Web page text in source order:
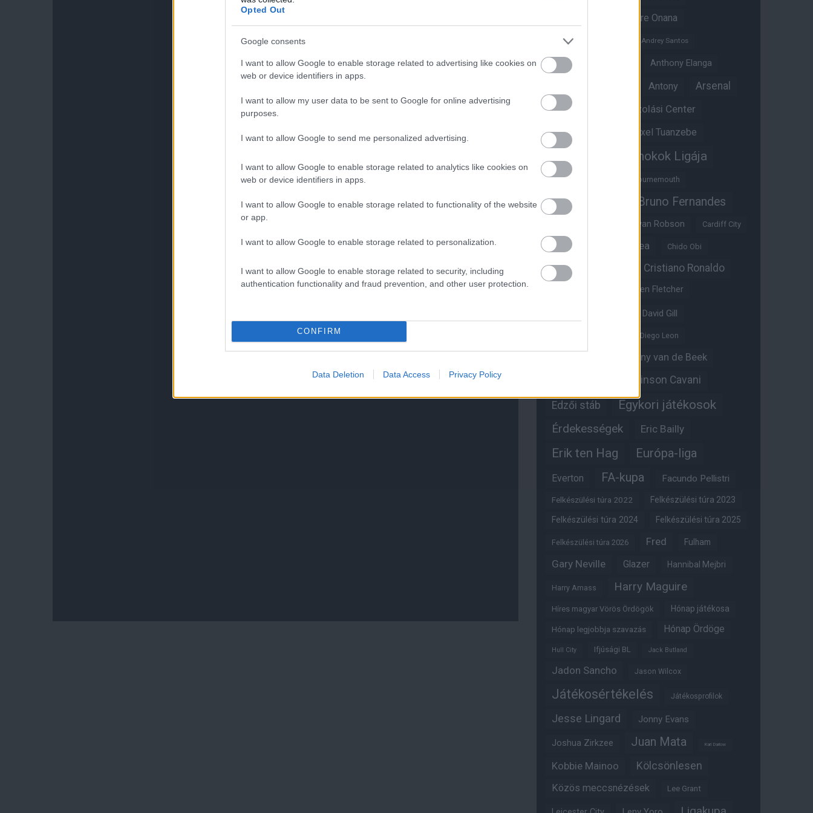
Opted Out
Google consents
I want to allow Google to enable storage related to advertising like cookies on
web or device identifiers in apps.
I want to allow my user data to be sent to Google for online advertising
purposes.
I want to allow Google to send me personalized advertising.
I want to allow Google to enable storage related to analytics like cookies on
web or device identifiers in apps.
I want to allow Google to enable storage related to functionality of the website
or app.
I want to allow Google to enable storage related to personalization.
I want to allow Google to enable storage related to security, including
authentication functionality and fraud prevention, and other user protection.
CONFIRM
Data Deletion Data Access Privacy Policy
Andre Onana
Andreas Pereira
Andrey Santos
Angol válogatott Anthony Elanga
Antony Arsenal
Aston Villa Átigazolási Center
Átigazolások Axel Tuanzebe
Bajnokok Ligája
Benjamin Sesko Bournemouth
Brandon Williams Bruno Fernandes
Bryan Robson Cardiff City
Casemiro Chelsea Chido Obi
Christian Eriksen Cristiano Ronaldo
Darren Fletcher
David Gill
Diego Leon
Donny van de Beek
Edinson Cavani
Edzői stáb Egykori játékosok
Érdekességek Eric Bailly
Erik ten Hag Európa-liga
Everton FA-kupa Facundo Pellistri
Felkészülési túra 2022 Felkészülési túra 2023
Felkészülési túra 2024 Felkészülési túra 2025
Felkészülési túra 2026 Fred Fulham
Gary Neville Glazer Hannibal Mejbri
Harry Amass Harry Maguire
Híres magyar Vörös Ördögök Hónap játékosa
Hónap legjobbja szavazás Hónap Ördöge
Hull City Ifjúsági BL Jack Butland
Jadon Sancho Jason Wilcox
Játékosértékelés Játékosprofilok
Jesse Lingard Jonny Evans
Joshua Zirkzee Juan Mata Karl Darlow
Kobbie Mainoo Kölcsönlesen
Közös meccsnézések Lee Grant